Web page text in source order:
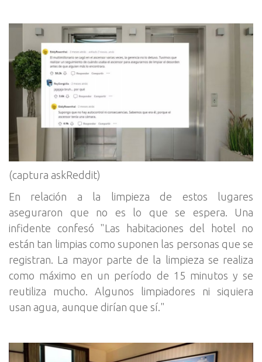
(captura askReddit)
En relación a la limpieza de estos lugares
aseguraron que no es lo que se espera. Una
infidente confesó "Las habitaciones del hotel no
están tan limpias como suponen las personas que se
registran. La mayor parte de la limpieza se realiza
como máximo en un período de 15 minutos y se
reutiliza mucho. Algunos limpiadores ni siquiera
usan agua, aunque dirían que sí."